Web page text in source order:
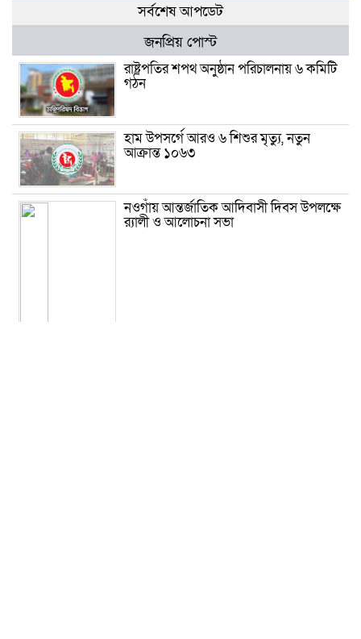
সর্বশেষ আপডেট
জনপ্রিয় পোস্ট
রাষ্ট্রপতির শপথ অনুষ্ঠান পরিচালনায় ৬ কমিটি
গঠন
হাম উপসর্গে আরও ৬ শিশুর মৃত্যু, নতুন
আক্রান্ত ১০৬৩
নওগাঁয় আন্তর্জাতিক আদিবাসী দিবস উপলক্ষে
র‍্যালী ও আলোচনা সভা